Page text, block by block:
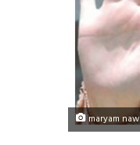
maryam